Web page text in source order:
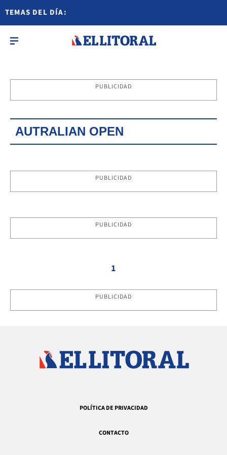
TEMAS DEL DÍA:
PUBLICIDAD
AUTRALIAN OPEN
PUBLICIDAD
PUBLICIDAD
1
PUBLICIDAD
POLÍTICA DE PRIVACIDAD
CONTACTO